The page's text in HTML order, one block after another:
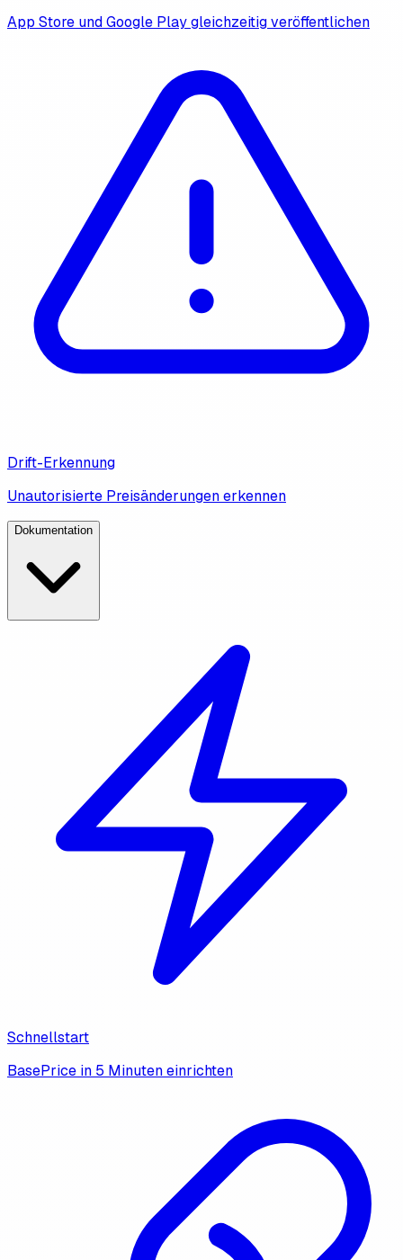
App Store und Google Play gleichzeitig veröffentlichen
Drift-Erkennung
Unautorisierte Preisänderungen erkennen
Dokumentation
Schnellstart
BasePrice in 5 Minuten einrichten